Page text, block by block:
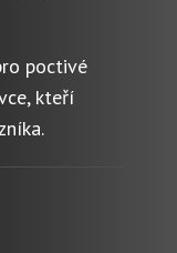
poctivé
kteří